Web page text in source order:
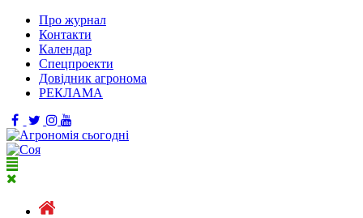
Про журнал
Контакти
Календар
Спецпроекти
Довідник агронома
РЕКЛАМА